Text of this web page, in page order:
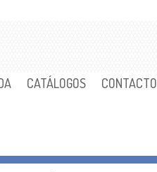
CATÁLOGOS CONTACTO